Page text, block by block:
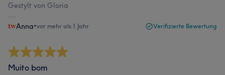
Gestylt von Gloria
Anna•vor mehr als 1 Jahr Verifizierte Bewertung
Muito bom